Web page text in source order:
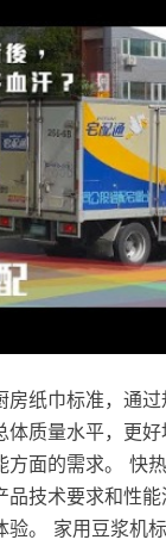
房纸巾标准，通
体质量水平，更
面的需求。 快
品技术要求和性
验。 家用豆浆机